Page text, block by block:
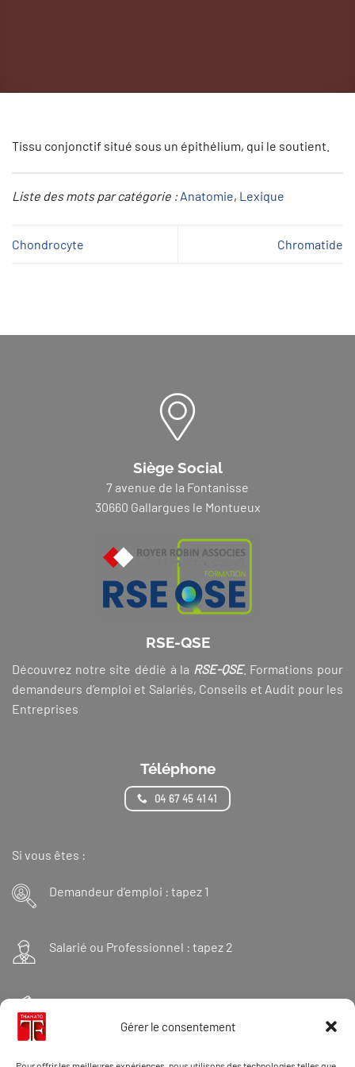
Gérer le consentement
Tissu conjonctif situé sous un épithélium, qui le soutient.
Liste des mots par catégorie : Anatomie, Lexique
Chondrocyte Chromatide
Siège Social
7 avenue de la Fontanisse
30660 Gallargues le Montueux
RSE-QSE
Découvrez notre site dédié à la RSE-QSE. Formations pour
demandeurs d’emploi et Salariés, Conseils et Audit pour les
Entreprises
Téléphone
04 67 45 41 41
Si vous êtes :
Demandeur d’emploi : tapez 1
Salarié ou Professionnel : tapez 2
Financeur : tapez 3
Et « 98 » pour une formation Thanatopraxie